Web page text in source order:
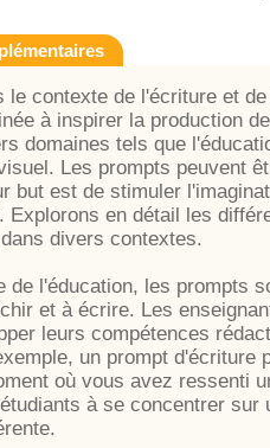
le contexte de l'écriture et
à inspirer la production
domaines tels que
Les prompts peuvent
but est de stimuler
Explorons en détail les
divers contextes.
de l'éducation, les prompts
et à écrire. Les
leurs compétences
un prompt d'écriture
où vous avez ressenti
à se concentrer